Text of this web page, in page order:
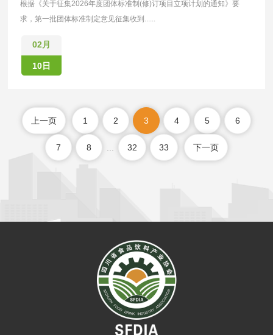
根据《关于征集2026年度团体标准制(修)订项目立项计划的通知》要
求，第一批团体标准制定意见征集收到......
02月
10日
上一页 1 2 3 4 5 6
7 8 ... 32 33 下一页